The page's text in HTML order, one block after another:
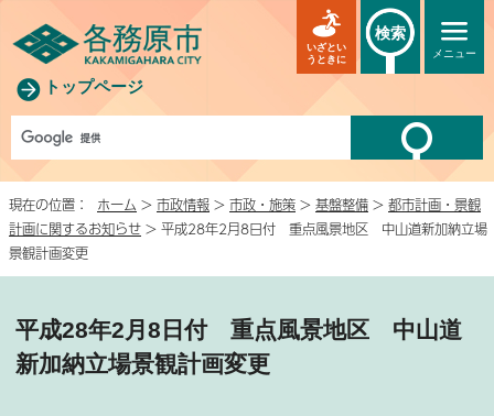
トップページ
メニュー
いざとい
うときに
検索
現在の位置： ホーム > 市政情報 > 市政・施策 > 基盤整備 > 都市計画・景観
計画に関するお知らせ > 平成28年2月8日付 重点風景地区 中山道新加納立場
景観計画変更
平成28年2月8日付 重点風景地区 中山道
新加納立場景観計画変更